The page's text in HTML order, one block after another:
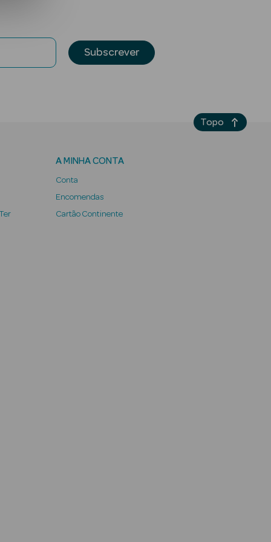
Subscrever
A MINHA CONTA
Conta
Encomendas
Cartão Continente
Topo